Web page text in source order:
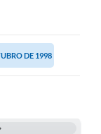
DE 1998